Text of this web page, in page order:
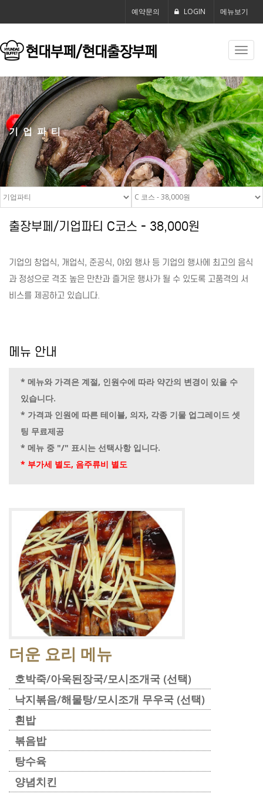
예약문의 LOGIN 메뉴보기
기업파티
출장부페/기업파티 C코스 - 38,000원
기업의 창업식, 개업식, 준공식, 야외 행사 등 기업의 행사에 최고의 음식
과 정성으로 격조 높은 만찬과 즐거운 행사가 될 수 있도록 고품격의 서
비스를 제공하고 있습니다.
메뉴 안내
* 메뉴와 가격은 계절, 인원수에 따라 약간의 변경이 있을 수
있습니다.
* 가격과 인원에 따른 테이블, 의자, 각종 기물 업그레이드 셋
팅 무료제공
* 메뉴 중 "/" 표시는 선택사항 입니다.
* 부가세 별도, 음주류비 별도
더운 요리 메뉴
호박죽/아욱된장국/모시조개국 (선택)
낙지볶음/해물탕/모시조개 무우국 (선택)
흰밥
볶음밥
탕수육
양념치킨